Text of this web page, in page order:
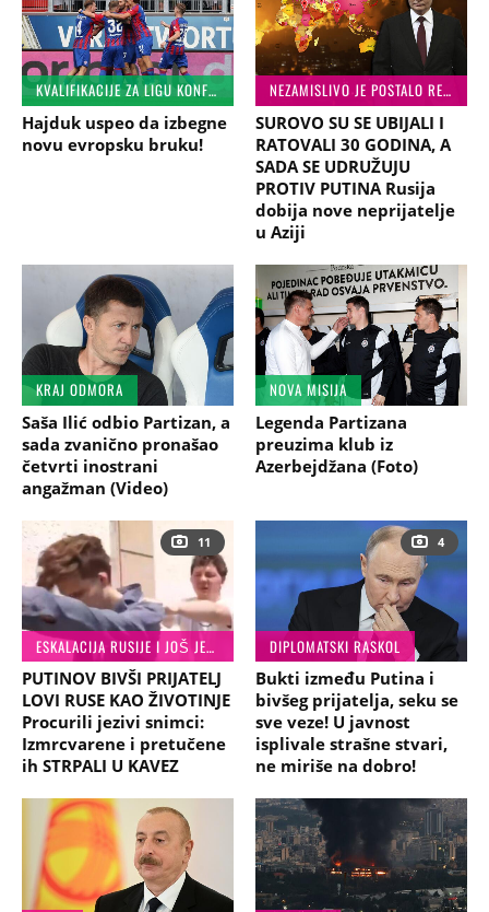
KVALIFIKACIJE ZA LIGU KONFERENCIJA
Hajduk uspeo da izbegne
novu evropsku bruku!
NEZAMISLIVO JE POSTALO REALNO
SUROVO SU SE UBIJALI I
RATOVALI 30 GODINA, A
SADA SE UDRUŽUJU
PROTIV PUTINA Rusija
dobija nove neprijatelje
u Aziji
KRAJ ODMORA
Saša Ilić odbio Partizan, a
sada zvanično pronašao
četvrti inostrani
angažman (Video)
NOVA MISIJA
Legenda Partizana
preuzima klub iz
Azerbejdžana (Foto)
11
ESKALACIJA RUSIJE I JOŠ JEDNE DRŽAVE!
PUTINOV BIVŠI PRIJATELJ
LOVI RUSE KAO ŽIVOTINJE
Procurili jezivi snimci:
Izmrcvarene i pretučene
ih STRPALI U KAVEZ
4
DIPLOMATSKI RASKOL
Bukti između Putina i
bivšeg prijatelja, seku se
sve veze! U javnost
isplivale strašne stvari,
ne miriše na dobro!